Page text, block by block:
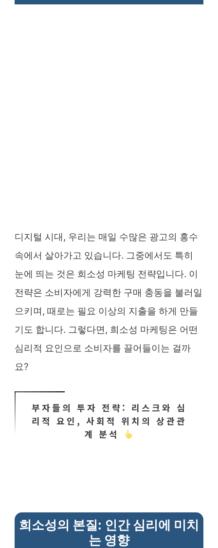
디지털 시대, 우리는 매일 수많은 광고의 홍수
속에서 살아가고 있습니다. 그중에서도 특히
눈에 띄는 것은 희소성 마케팅 전략입니다. 이
전략은 소비자에게 강력한 구매 충동을 불러일
으키며, 때로는 필요 이상의 지출을 하게 만들
기도 합니다. 그렇다면, 희소성 마케팅은 어떤
심리적 요인으로 소비자를 끌어들이는 걸까
요?
부자들의 투자 전략: 리스크와 심
리적 요인, 사회적 위치의 상관관
계 분석
희소성의 본질: 인간 심리에 미치
는 영향